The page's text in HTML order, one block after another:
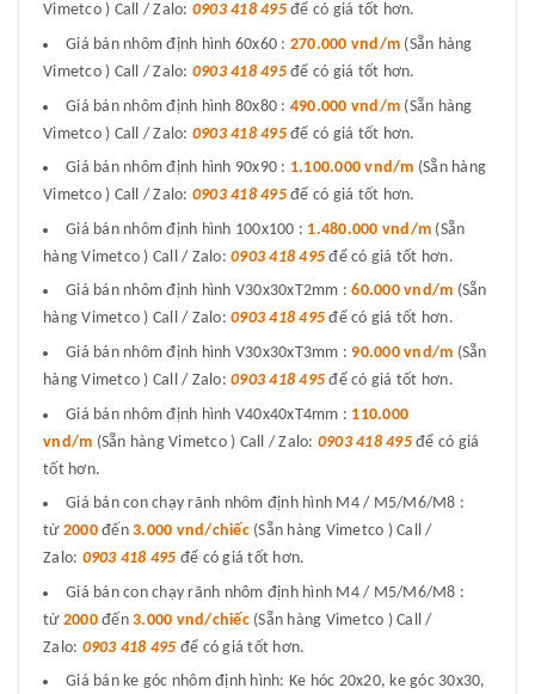
Vimetco ) Call / Zalo: 0903 418 495để có giá tốt hơn.
Giá bán nhôm định hình 60x60 : 270.000 vnd/m (Sẵn hàng
Vimetco ) Call / Zalo: 0903 418 495để có giá tốt hơn.
Giá bán nhôm định hình 80x80 : 490.000 vnd/m (Sẵn hàng
Vimetco ) Call / Zalo: 0903 418 495để có giá tốt hơn.
Giá bán nhôm định hình 90x90 : 1.100.000 vnd/m (Sẵn hàng
Vimetco ) Call / Zalo: 0903 418 495để có giá tốt hơn.
Giá bán nhôm định hình 100x100 : 1.480.000 vnd/m (Sẵn
hàng Vimetco ) Call / Zalo: 0903 418 495 để có giá tốt hơn.
Giá bán nhôm định hình V30x30xT2mm :60.000 vnd/m (Sẵn
hàng Vimetco ) Call / Zalo: 0903 418 495 để có giá tốt hơn.
Giá bán nhôm định hình V30x30xT3mm :90.000 vnd/m (Sẵn
hàng Vimetco ) Call / Zalo: 0903 418 495 để có giá tốt hơn.
Giá bán nhôm định hình V40x40xT4mm : 110.000
vnd/m (Sẵn hàng Vimetco ) Call / Zalo: 0903 418 495để có giá
tốt hơn.
Giá bán con chạy rãnh nhôm định hình M4 / M5/M6/M8 :
từ 2000đến 3.000 vnd/chiếc(Sẵn hàng Vimetco ) Call /
Zalo: 0903 418 495 để có giá tốt hơn.
Giá bán con chạy rãnh nhôm định hình M4 / M5/M6/M8 :
từ 2000đến 3.000 vnd/chiếc(Sẵn hàng Vimetco ) Call /
Zalo: 0903 418 495 để có giá tốt hơn.
Giá bán ke góc nhôm định hình: Ke hóc 20x20, ke góc 30x30,